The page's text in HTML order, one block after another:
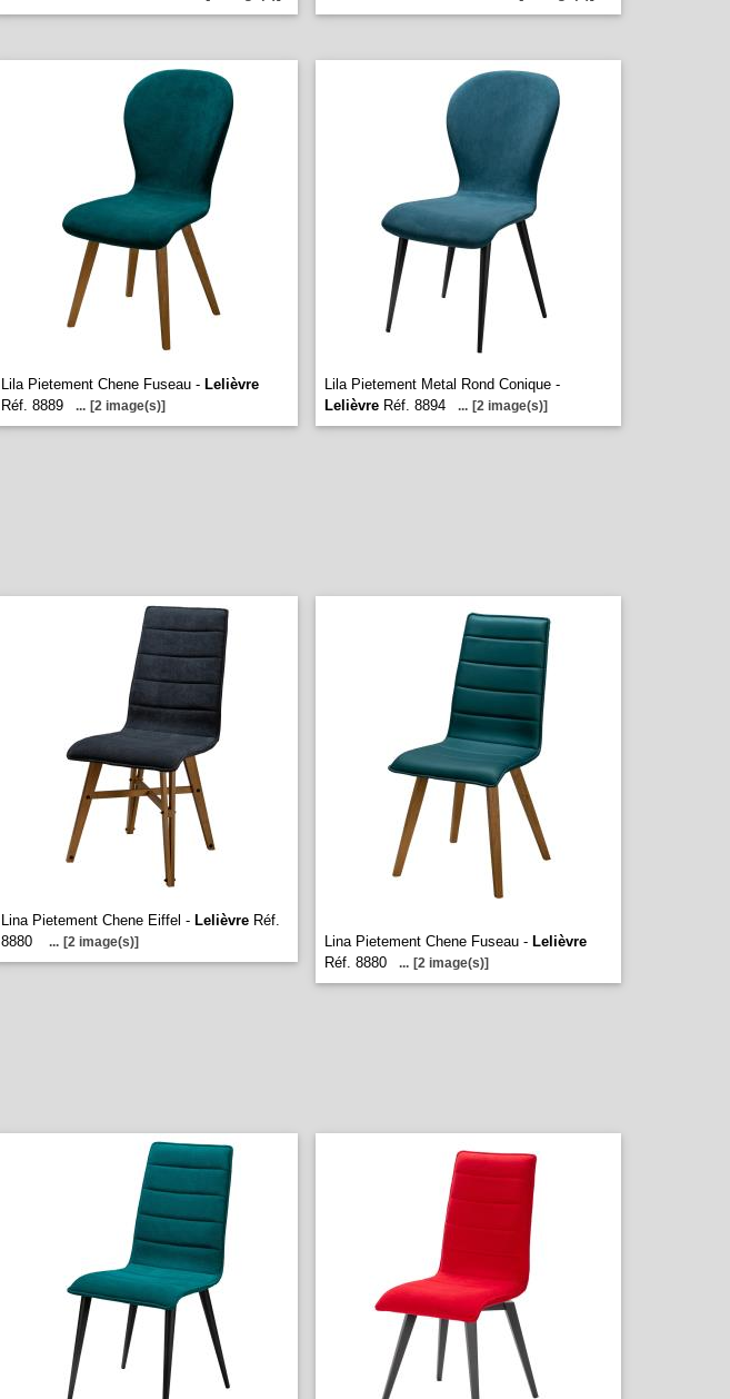
Lila Pietement Chene Fuseau - Lelièvre
Réf. 8889
... [2 image(s)]
Lila Pietement Metal Rond Conique -
Lelièvre Réf. 8894 ... [2 image(s)]
Lina Pietement Chene Eiffel - Lelièvre Réf.
8880
... [2 image(s)] Lina Pietement Chene Fuseau - Lelièvre
Réf. 8880
... [2 image(s)]